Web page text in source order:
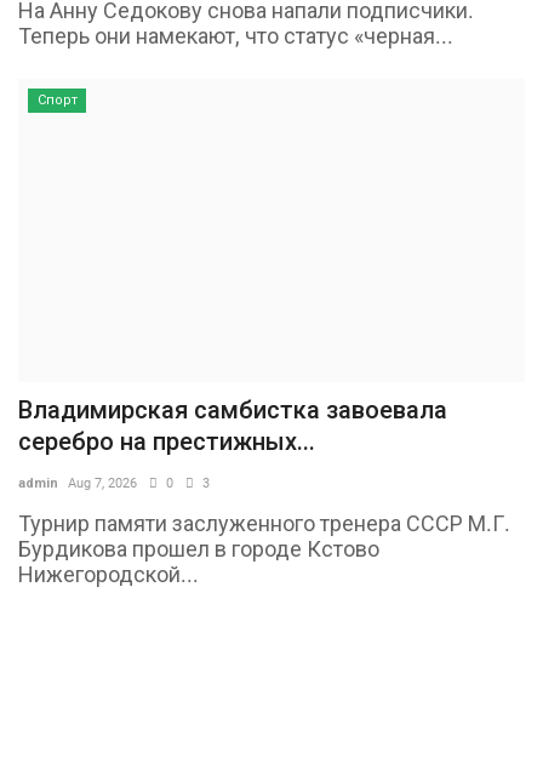
На Анну Седокову снова напали подписчики.
Теперь они намекают, что статус «черная...
Спорт
Владимирская самбистка завоевала
серебро на престижных...
admin Aug 7, 2026 0 3
Турнир памяти заслуженного тренера СССР М.Г.
Бурдикова прошел в городе Кстово
Нижегородской...